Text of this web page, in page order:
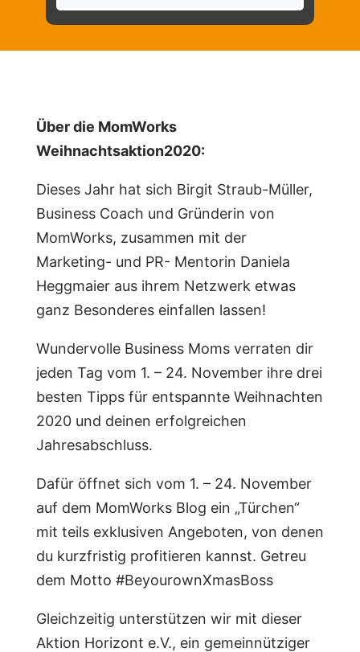
Über die MomWorks
Weihnachtsaktion2020:
Dieses Jahr hat sich Birgit Straub-Müller,
Business Coach und Gründerin von
MomWorks, zusammen mit der
Marketing- und PR- Mentorin Daniela
Heggmaier aus ihrem Netzwerk etwas
ganz Besonderes einfallen lassen!
Wundervolle Business Moms verraten dir
jeden Tag vom 1. – 24. November ihre drei
besten Tipps für entspannte Weihnachten
2020 und deinen erfolgreichen
Jahresabschluss.
Dafür öffnet sich vom 1. – 24. November
auf dem MomWorks Blog ein „Türchen“
mit teils exklusiven Angeboten, von denen
du kurzfristig profitieren kannst. Getreu
dem Motto #BeyourownXmasBoss
Gleichzeitig unterstützen wir mit dieser
Aktion Horizont e.V., ein gemeinnütziger